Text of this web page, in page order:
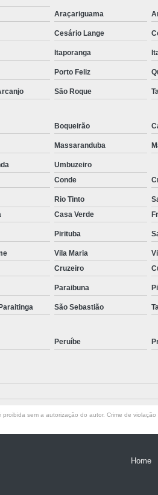
Araçariguama
Cesário Lange
Itaporanga
Porto Feliz
São Roque
Boqueirão
Massaranduba
Umbuzeiro
Conde
Rio Tinto
Casa Verde
Pirituba
Vila Maria
Cruzeiro
Paraibuna
São Sebastião
Peruíbe
sem a autorização do autor. Crime de
Home